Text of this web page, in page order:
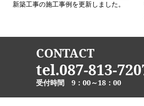
新築工事の施工事例を更新しました。
CONTACT
tel.087-813-
受付時間 9：00～18：00